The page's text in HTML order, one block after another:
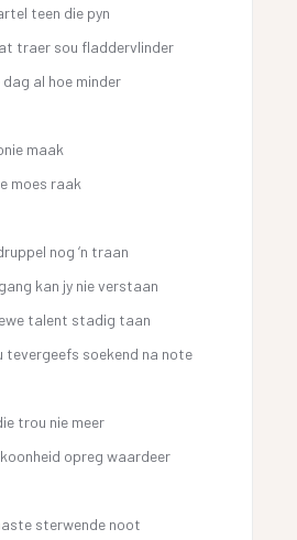
teen die pyn
traer sou fladdervlinder
al hoe minder
maak
moes raak
nog ‘n traan
kan jy nie verstaan
talent stadig taan
tevergeefs soekend na note
trou nie meer
opreg waardeer
sterwende noot